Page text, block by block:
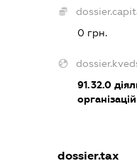
0 грн.
91.32.0
організацій
dossier.tax